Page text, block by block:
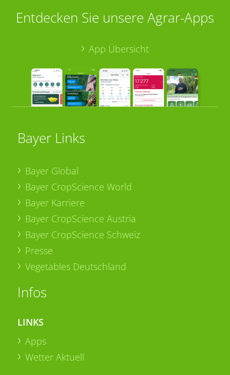
Entdecken Sie unsere Agrar-Apps
App Übersicht
Bayer Links
Bayer Global
Bayer CropScience World
Bayer Karriere
Bayer CropScience Austria
Bayer CropScience Schweiz
Presse
Vegetables Deutschland
Infos
LINKS
Apps
Wetter Aktuell